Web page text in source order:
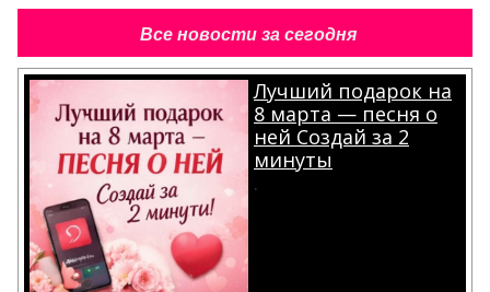
Все новости за сегодня
Лучший подарок на
8 марта — песня о
ней Создай за 2
минуты
.